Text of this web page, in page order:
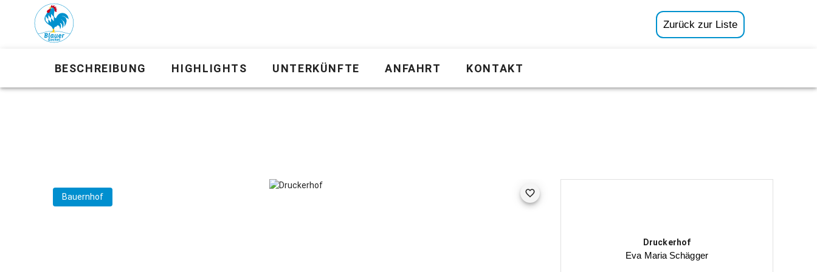
Zurück zur Liste
BESCHREIBUNG HIGHLIGHTS UNTERKÜNFTE ANFAHRT KONTAKT
Druckerhof
Eva Maria Schägger
Bauernhof